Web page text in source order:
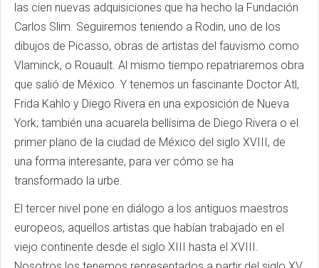
las cien nuevas adquisiciones que ha hecho la Fundación
Carlos Slim. Seguiremos teniendo a Rodin, uno de los
dibujos de Picasso, obras de artistas del fauvismo como
Vlaminck, o Rouault. Al mismo tiempo repatriaremos obra
que salió de México. Y tenemos un fascinante Doctor Atl,
Frida Kahlo y Diego Rivera en una exposición de Nueva
York; también una acuarela bellísima de Diego Rivera o el
primer plano de la ciudad de México del siglo XVIII, de
una forma interesante, para ver cómo se ha
transformado la urbe.
El tercer nivel pone en diálogo a los antiguos maestros
europeos, aquellos artistas que habían trabajado en el
viejo continente desde el siglo XIII hasta el XVIII.